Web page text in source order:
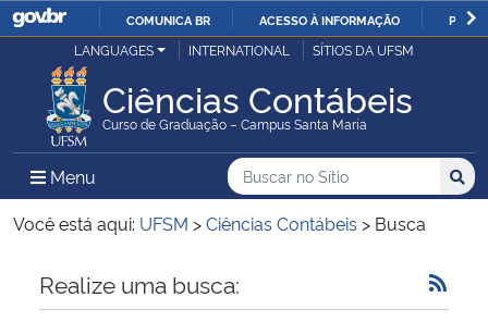
IR
O
COMUNICA BR ACESSO À INFORMAÇÃO
Ministério da Justiça e Segurança Pública
Ministério da Defesa
Ministério das Relações Exteriores
Ministério da Economia
LANGUAGES INTERNATIONAL SÍTIOS DA UFSM
Ciências Contábeis
Curso de Graduação – Campus Santa Maria
Menu Menu Principal do Sítio
Busca
Buscar no no Sítio
Busca:
Você está aqui: UFSM >Ciências Contábeis > Busca
Início do conteúdo
Realize uma busca: